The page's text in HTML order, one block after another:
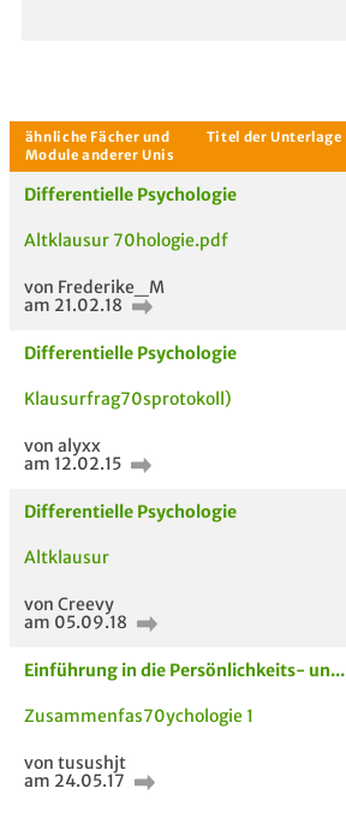
Differentielle Psychologie
Altklausur 70hologie.pdf
von Frederike_M
am 21.02.18
Differentielle Psychologie
Klausurfrag70sprotokoll)
von alyxx
am 12.02.15
Differentielle Psychologie
Altklausur
von Creevy
am 05.09.18
Einführung in die Persönlichkeits- un...
Zusammenfas70ychologie 1
von tusushjt
am 24.05.17